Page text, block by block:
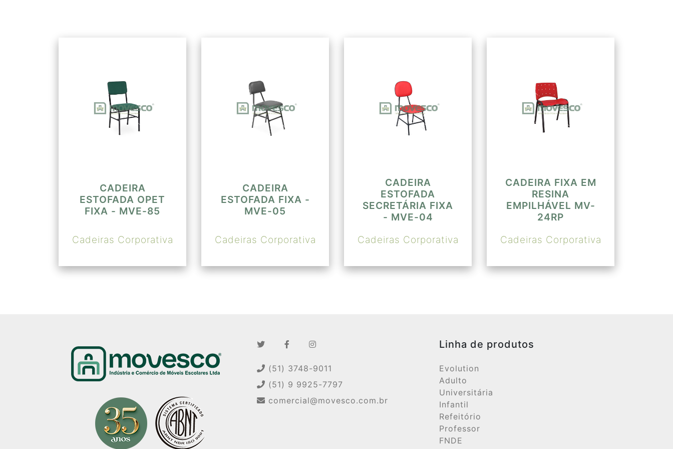
CADEIRA
ESTOFADA OPET
FIXA - MVE-85
Cadeiras Corporativa
CADEIRA
ESTOFADA FIXA -
MVE-05
Cadeiras Corporativa
CADEIRA
ESTOFADA
SECRETÁRIA FIXA
- MVE-04
Cadeiras Corporativa
CADEIRA FIXA EM
RESINA
EMPILHÁVEL MV-
24RP
Cadeiras Corporativa
(51) 3748-9011
(51) 9 9925-7797
comercial@movesco.com.br
Linha de produtos
Evolution
Adulto
Universitária
Infantil
Refeitório
Professor
FNDE